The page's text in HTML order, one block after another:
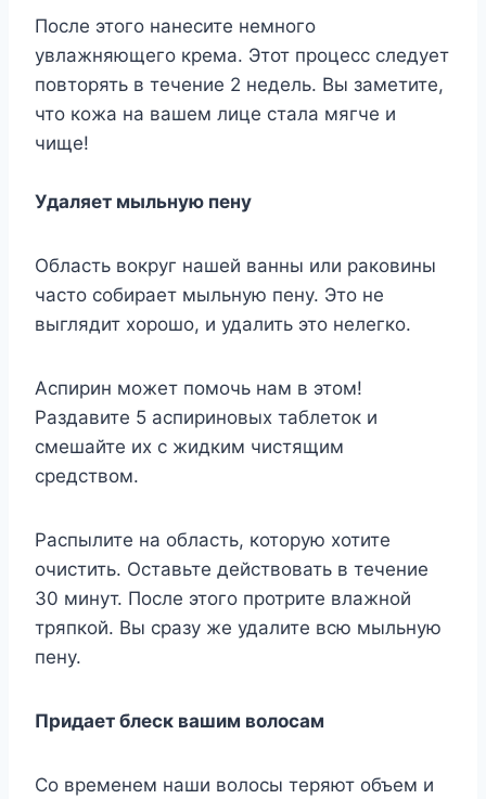
После этого нанесите немного
увлажняющего крема. Этот процесс следует
повторять в течение 2 недель. Вы заметите,
что кожа на вашем лице стала мягче и
чище!
Удаляет мыльную пену
Область вокруг нашей ванны или раковины
часто собирает мыльную пену. Это не
выглядит хорошо, и удалить это нелегко.
Аспирин может помочь нам в этом!
Раздавите 5 аспириновых таблеток и
смешайте их с жидким чистящим
средством.
Распылите на область, которую хотите
очистить. Оставьте действовать в течение
30 минут. После этого протрите влажной
тряпкой. Вы сразу же удалите всю мыльную
пену.
Придает блеск вашим волосам
Со временем наши волосы теряют объем и